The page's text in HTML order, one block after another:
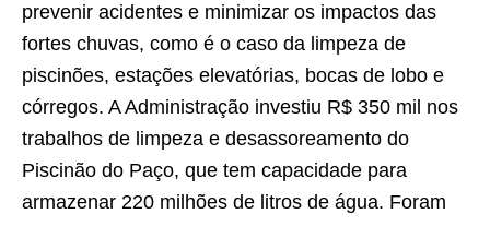
prevenir acidentes e minimizar os impactos das
fortes chuvas, como é o caso da limpeza de
piscinões, estações elevatórias, bocas de lobo e
córregos. A Administração investiu R$ 350 mil nos
trabalhos de limpeza e desassoreamento do
Piscinão do Paço, que tem capacidade para
armazenar 220 milhões de litros de água. Foram